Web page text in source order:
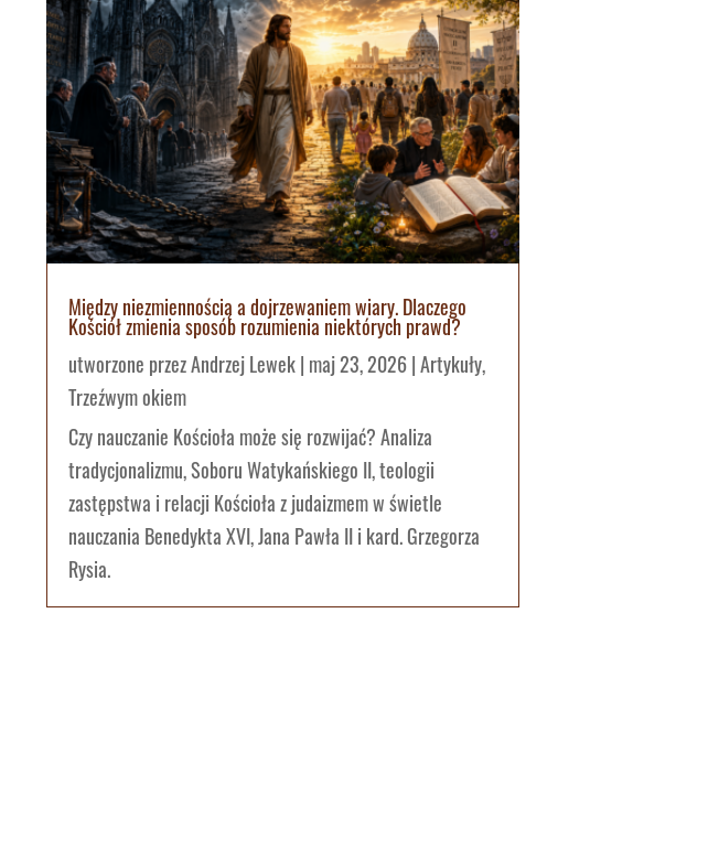
Między niezmiennością a dojrzewaniem wiary. Dlaczego
Kościół zmienia sposób rozumienia niektórych prawd?
utworzone przezAndrzej Lewek| maj 23, 2026|Artykuły,
Trzeźwym okiem
Czy nauczanie Kościoła może się rozwijać? Analiza
tradycjonalizmu, Soboru Watykańskiego II, teologii
zastępstwa i relacji Kościoła z judaizmem w świetle
nauczania Benedykta XVI, Jana Pawła II i kard. Grzegorza
Rysia.